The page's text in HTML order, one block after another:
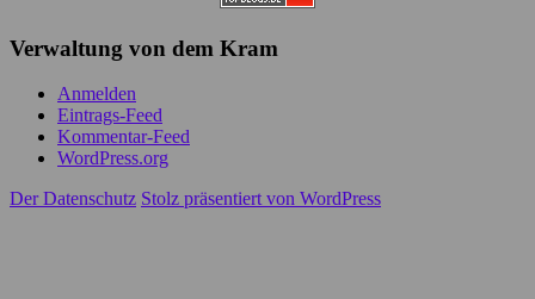
Verwaltung von dem Kram
Anmelden
Eintrags-Feed
Kommentar-Feed
WordPress.org
Der Datenschutz Stolz präsentiert von WordPress